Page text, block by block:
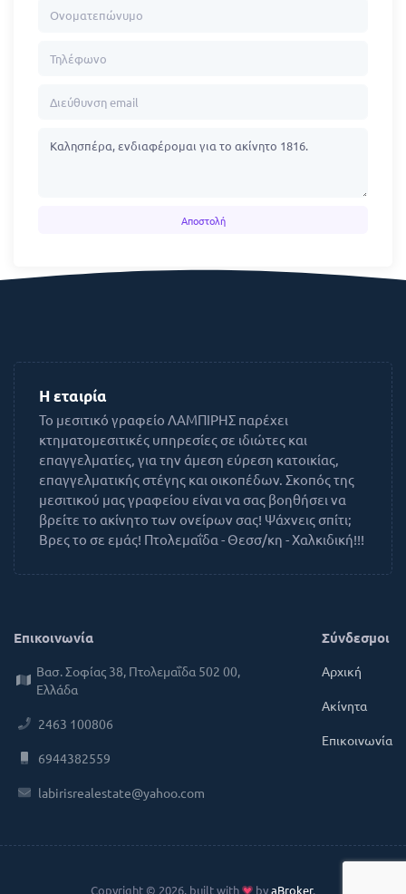
Αποστολή
Η εταιρία
Το μεσιτικό γραφείο ΛΑΜΠΙΡΗΣ παρέχει
κτηματομεσιτικές υπηρεσίες σε ιδιώτες και
επαγγελματίες, για την άμεση εύρεση κατοικίας,
επαγγελματικής στέγης και οικοπέδων. Σκοπός της
μεσιτικού μας γραφείου είναι να σας βοηθήσει να
βρείτε το ακίνητο των ονείρων σας! Ψάχνεις σπίτι;
Βρες το σε εμάς! Πτολεμαΐδα - Θεσσ/κη - Χαλκιδική!!!
Επικοινωνία
Βασ. Σοφίας 38, Πτολεμαΐδα 502 00,
Ελλάδα
2463 100806
6944382559
labirisrealestate@yahoo.com
Σύνδεσμοι
Αρχική
Ακίνητα
Επικοινωνία
Copyright © 2026, built with byaBroker.